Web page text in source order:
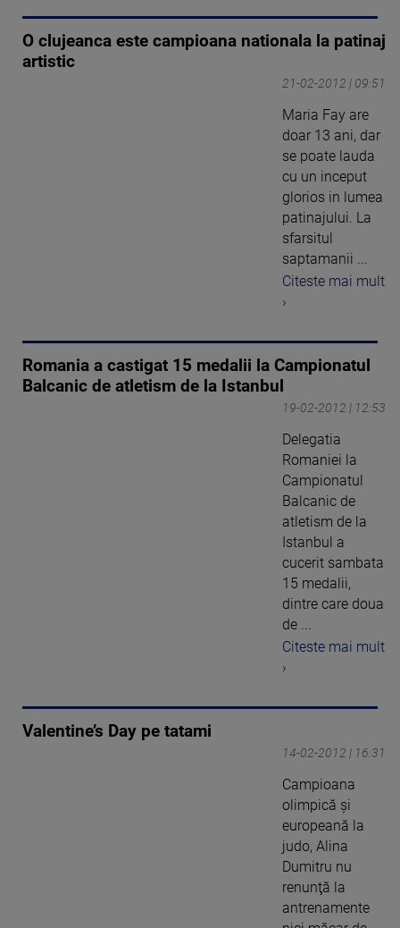
O clujeanca este campioana nationala la patinaj
artistic
21-02-2012 | 09:51
Maria Fay are
doar 13 ani, dar
se poate lauda
cu un inceput
glorios in lumea
patinajului. La
sfarsitul
saptamanii ...
Citeste mai mult
›
Romania a castigat 15 medalii la Campionatul
Balcanic de atletism de la Istanbul
19-02-2012 | 12:53
Delegatia
Romaniei la
Campionatul
Balcanic de
atletism de la
Istanbul a
cucerit sambata
15 medalii,
dintre care doua
de ...
Citeste mai mult
›
Valentine’s Day pe tatami
14-02-2012 | 16:31
Campioana
olimpică şi
europeană la
judo, Alina
Dumitru nu
renunţă la
antrenamente